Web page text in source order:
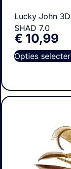
Lucky John
SHAD 7.0
€ 10,99
Opties